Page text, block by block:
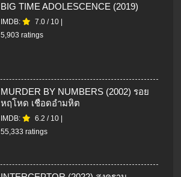
BIG TIME ADOLESCENCE (2019)
IMDB: 7.0 / 10
5,903 ratings
MURDER BY NUMBERS (2002) รอย
หฤโหด เชือดอำมหิต
IMDB: 6.2 / 10
55,333 ratings